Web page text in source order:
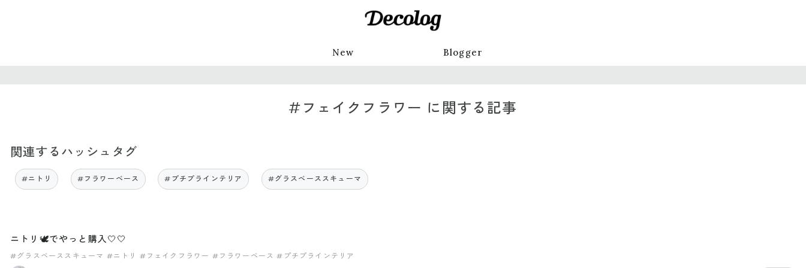
New Blogger
#フェイクフラワー に関する記事
関連するハッシュタグ
#ニトリ #フラワーベース #プチプラインテリア #グラスベーススキューマ
ニトリ🕊でやっと購入🤍🤍
#グラスベーススキューマ #ニトリ #フェイクフラワー #フラワーベース #プチプラインテリア